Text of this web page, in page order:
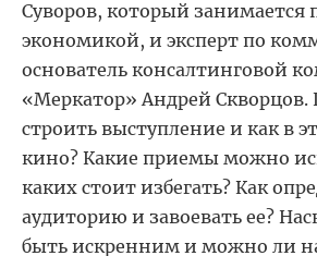
Суворов, который занимается
экономикой, и эксперт по
основатель консалтинговой
«Меркатор» Андрей Скворцов.
строить выступление и как в
кино? Какие приемы можно
каких стоит избегать? Как
аудиторию и завоевать ее?
быть искренним и можно ли